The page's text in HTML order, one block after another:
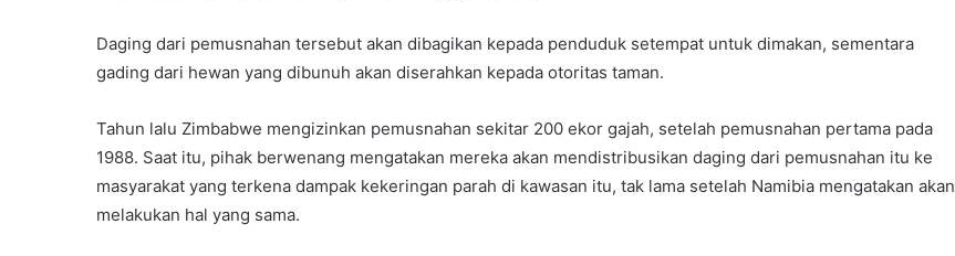
Daging dari pemusnahan tersebut akan dibagikan kepada penduduk setempat untuk dimakan, sementara
gading dari hewan yang dibunuh akan diserahkan kepada otoritas taman.
Tahun lalu Zimbabwe mengizinkan pemusnahan sekitar 200 ekor gajah, setelah pemusnahan pertama pada
1988. Saat itu, pihak berwenang mengatakan mereka akan mendistribusikan daging dari pemusnahan itu ke
masyarakat yang terkena dampak kekeringan parah di kawasan itu, tak lama setelah Namibia mengatakan akan
melakukan hal yang sama.